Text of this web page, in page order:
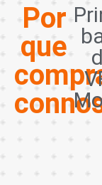
Por
que